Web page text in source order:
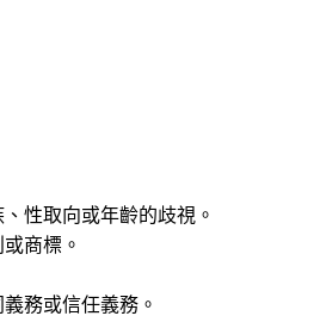
性取向或年齡的歧視。
商標。
務或信任義務。